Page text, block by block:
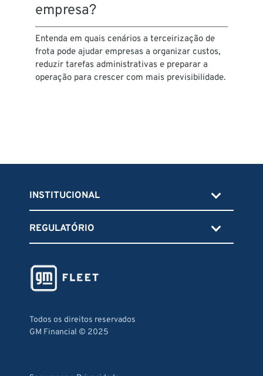
empresa?
Entenda em quais cenários a terceirização de
frota pode ajudar empresas a organizar custos,
reduzir tarefas administrativas e preparar a
operação para crescer com mais previsibilidade.
INSTITUCIONAL
REGULATÓRIO
Todos os direitos reservados
GM Financial © 2025